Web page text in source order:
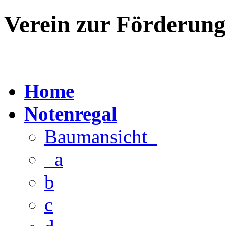
Verein zur
Home
Notenregal
Baumansicht
a
b
c